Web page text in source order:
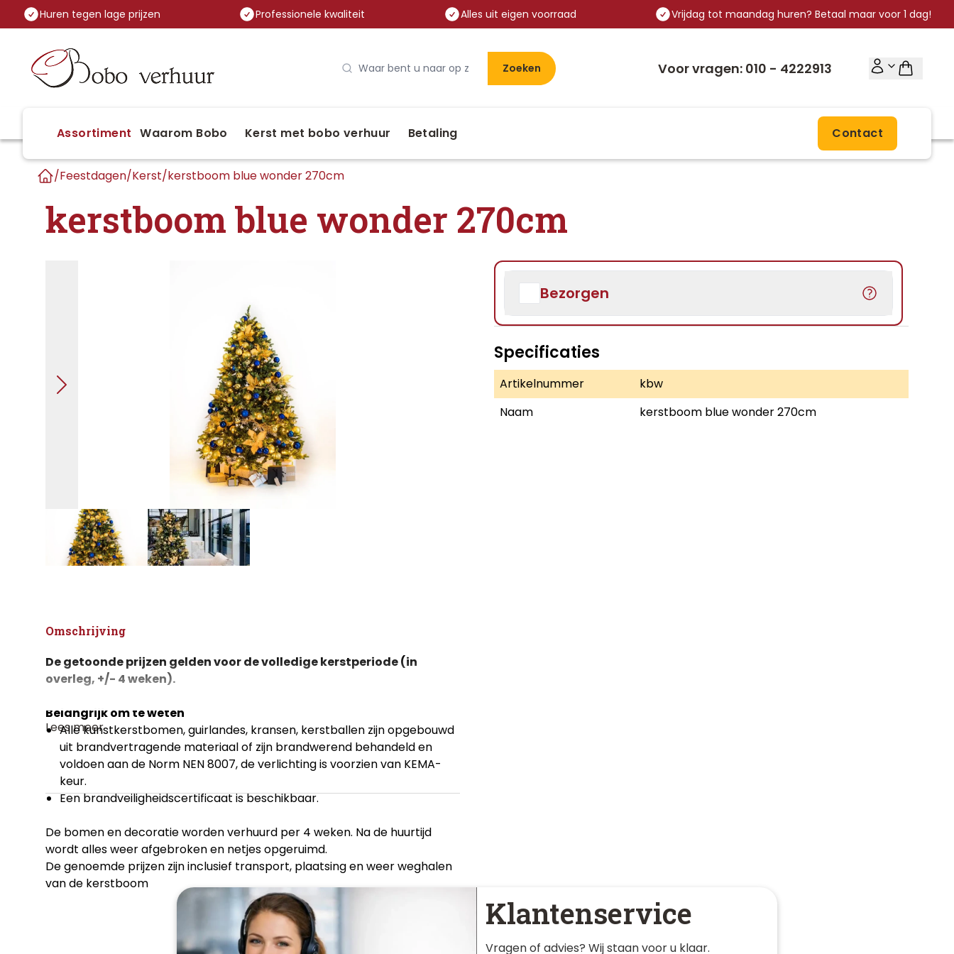
Huren tegen lage prijzen Professionele kwaliteit Alles uit eigen voorraad Vrijdag tot maandag huren? Betaal maar voor 1 dag!
Zoeken Voor vragen: 010 - 4222913
Assortiment Waarom Bobo Kerst met bobo verhuur Betaling Contact
/Feestdagen/Kerst/kerstboom blue wonder 270cm
kerstboom blue wonder 270cm
Omschrijving
De getoonde prijzen gelden voor de volledige kerstperiode (in
overleg, +/- 4 weken).
Belangrijk om te weten
Alle kunstkerstbomen, guirlandes, kransen, kerstballen zijn opgebouwd
uit brandvertragende materiaal of zijn brandwerend behandeld en
voldoen aan de Norm NEN 8007, de verlichting is voorzien van KEMA-
keur.
Een brandveiligheidscertificaat is beschikbaar.
De bomen en decoratie worden verhuurd per 4 weken. Na de huurtijd
wordt alles weer afgebroken en netjes opgeruimd.
De genoemde prijzen zijn inclusief transport, plaatsing en weer weghalen
van de kerstboom
Lees meer
Bezorgen
Specificaties
Artikelnummer
kbw
Naam
kerstboom blue wonder 270cm
Klantenservice
Vragen of advies? Wij staan voor u klaar.